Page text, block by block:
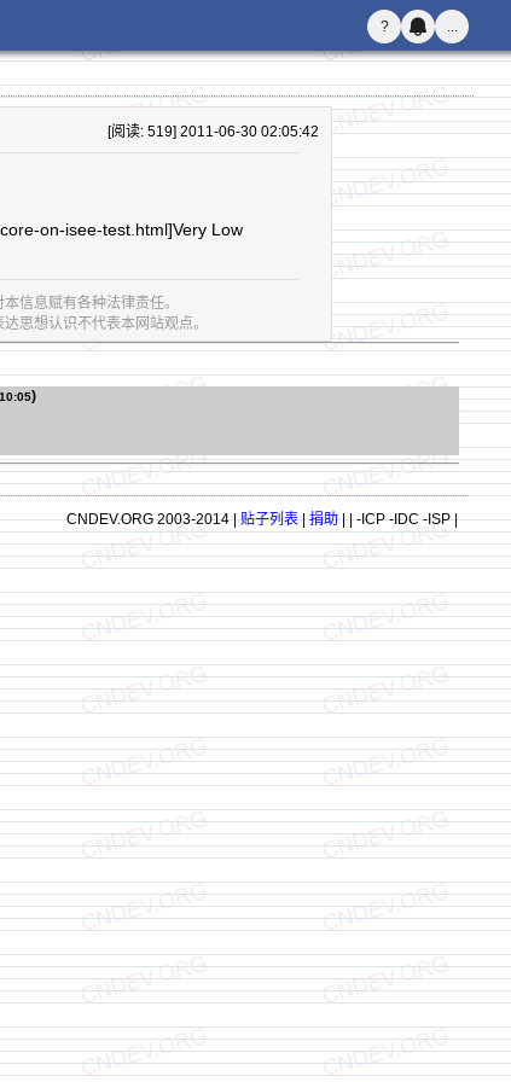
? ...
[阅读: 519] 2011-06-30 02:05:42
on-isee-test.html]Very Low
信息赋有各种法律责任。
思想认识不代表本网站观点。
)
CNDEV.ORG 2003-2014 |贴子列表|捐助|| -ICP -IDC -ISP |